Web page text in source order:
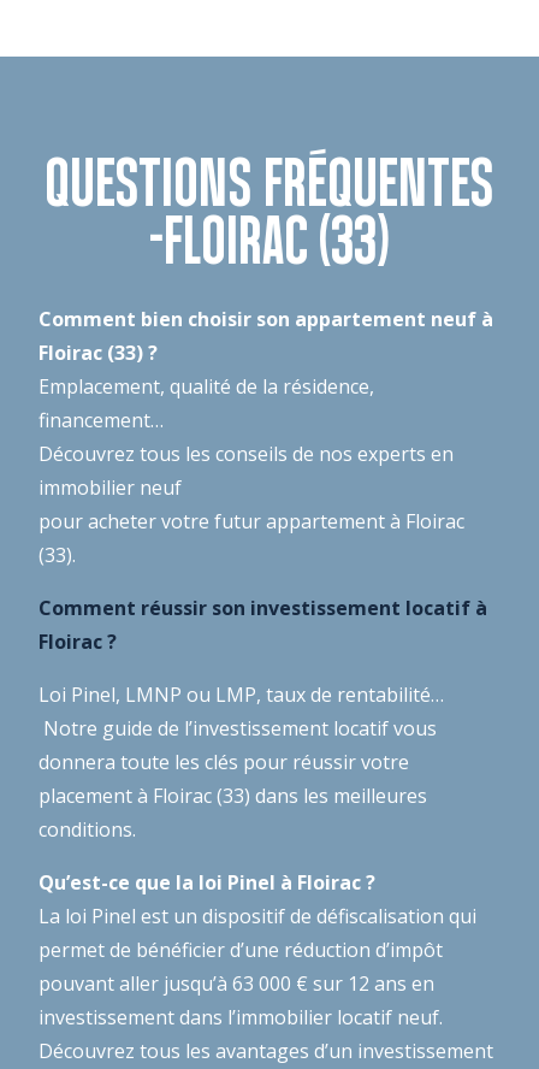
QUESTIONS FRÉQUENTES
-FLOIRAC (33)
Comment bien choisir son appartement neuf à
Floirac (33) ?
Emplacement, qualité de la résidence,
financement…
Découvrez tous les conseils de nos experts en
immobilier neuf
pour acheter votre futur appartement à Floirac
(33).
Comment réussir son investissement locatif à
Floirac ?
Loi Pinel, LMNP ou LMP, taux de rentabilité…
Notre guide de l’investissement locatifvous
donnera toute les clés pour réussir votre
placement à Floirac (33) dans les meilleures
conditions.
Qu’est-ce que la loi Pinel à Floirac ?
La loi Pinel est un dispositif de défiscalisation qui
permet de bénéficier d’une réduction d’impôt
pouvant aller jusqu’à 63 000 € sur 12 ans en
investissement dans l’immobilier locatif neuf.
Découvrez tous les avantages d’un investissement